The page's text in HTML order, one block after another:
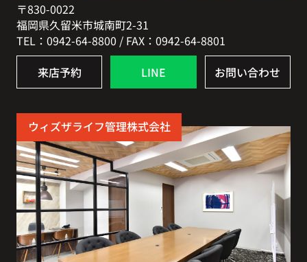
〒830-0022
福岡県久留米市城南町2-31
TEL：0942-64-8800 / FAX：0942-64-8801
来店予約 LINE お問い合わせ
ウィズザライフ管理株式会社